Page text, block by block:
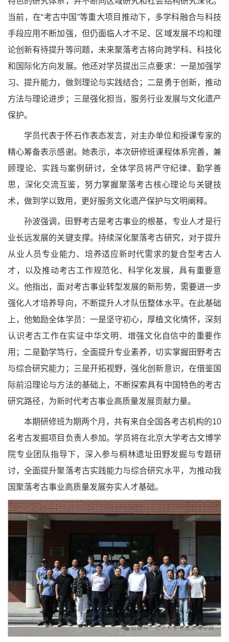
当前，在“考古中国”等重大项目推动下，多学科融合与科技
手段应用不断加强，但仍面临人才不足、区域发展不均和理
论创新有待提升等问题，未来聚落考古将向跨学科、科技化
和国际化方向发展。他还对学员提出三点要求：一是加强学
习、提升能力，做到理论与实践结合；二是勇于创新，推动
方法与理论进步；三是强化担当，服务行业发展与文化遗产
保护。
学员代表于怀石作表态发言，对主办单位和授课专家的
精心筹备表示感谢。她表示，本次研修班课程体系完善，兼
顾理论、实践与案例研讨，全体学员将严守纪律、勤学善
思，深化交流互鉴，努力掌握聚落考古核心理论与关键技
术，做到学以致用，更好服务文化遗产保护与文明阐释。
孙波强调，田野考古是考古事业的根基，专业人才是行
业长远发展的关键支撑。持续深化聚落考古研究，对于提升
从业人员专业能力、培养适应新时代需求的复合型考古人
才，以及推动考古工作规范化、科学化发展，具有重要意
义。他指出，面对考古事业转型发展的新形势，需要进一步
强化人才培养导向，不断提升人才队伍整体水平。在此基础
上，他勉励全体学员：一是坚守初心，厚植文化情怀，深刻
认识考古工作在实证中华文明、增强文化自信中的重要作
用；二是勤学笃行，全面提升专业素养，切实掌握田野考古
与综合研究能力；三是开拓视野，强化创新意识，在借鉴国
际前沿理论与方法的基础上，不断探索具有中国特色的考古
研究路径，为新时代考古事业高质量发展贡献力量。
本期研修班为期两个月，共有来自全国各考古机构的10
名考古发掘项目负责人参加。学员将在北京大学考古文博学
院专业团队指导下，深入参与桐林遗址田野发掘与专题研
讨，全面提升聚落考古实践能力与综合研究水平，为推动我
国聚落考古事业高质量发展夯实人才基础。